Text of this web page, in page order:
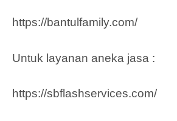
https://bantulfamily.com/
Untuk layanan aneka jasa :
https://sbflashservices.com/